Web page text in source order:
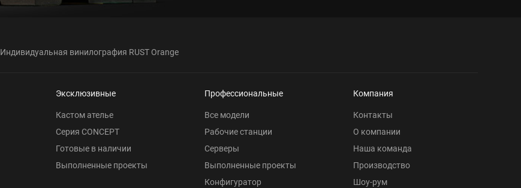
Индивидуальная винилография RUST Orange
Эксклюзивные
Кастом ателье
Серия CONCEPT
Готовые в наличии
Выполненные проекты
Профессиональные
Все модели
Рабочие станции
Серверы
Выполненные проекты
Конфигуратор
Компания
Контакты
О компании
Наша команда
Производство
Шоу-рум